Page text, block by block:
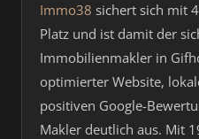
Immo38 sichert sich mit
Platz und ist damit der
Immobilienmakler in
optimierter Website,
positiven Google-
Makler deutlich aus. Mit